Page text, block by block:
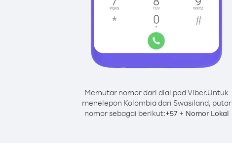
Memutar nomor dari dial pad Viber.Untuk
menelepon Kolombia dari Swasiland, putar
nomor sebagai berikut:+57+ Nomor Lokal